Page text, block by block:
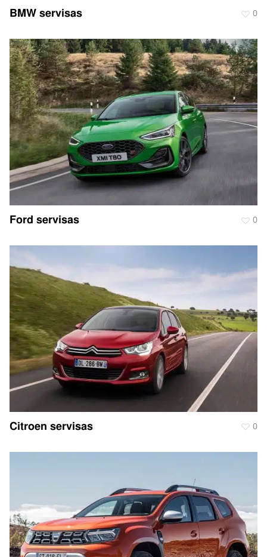
BMW servisas 0
Ford servisas 0
Citroen servisas 0